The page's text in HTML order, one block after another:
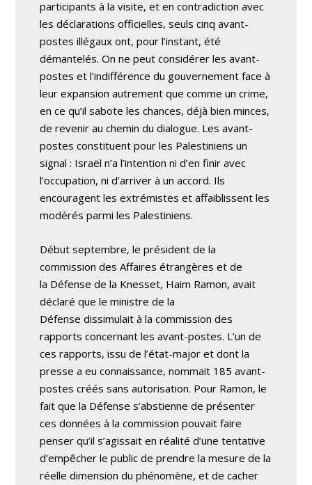
participants à la visite, et en contradiction avec
les déclarations officielles, seuls cinq avant-
postes illégaux ont, pour l’instant, été
démantelés. On ne peut considérer les avant-
postes et l’indifférence du gouvernement face à
leur expansion autrement que comme un crime,
en ce qu’il sabote les chances, déjà bien minces,
de revenir au chemin du dialogue. Les avant-
postes constituent pour les Palestiniens un
signal : Israël n’a l’intention ni d’en finir avec
l’occupation, ni d’arriver à un accord. Ils
encouragent les extrémistes et affaiblissent les
modérés parmi les Palestiniens.
Début septembre, le président de la
commission des Affaires étrangères et de
la Défense de la Knesset, Haim Ramon, avait
déclaré que le ministre de la
Défense dissimulait à la commission des
rapports concernant les avant-postes. L’un de
ces rapports, issu de l’état-major et dont la
presse a eu connaissance, nommait 185 avant-
postes créés sans autorisation. Pour Ramon, le
fait que la Défense s’abstienne de présenter
ces données à la commission pouvait faire
penser qu’il s’agissait en réalité d’une tentative
d’empêcher le public de prendre la mesure de la
réelle dimension du phénomène, et de cacher